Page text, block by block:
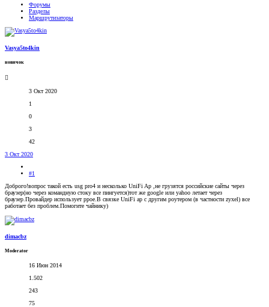
Форумы
Разделы
Маршрутизаторы
Vasya5to4kin
новичок
3 Окт 2020
1
0
3
42
3 Окт 2020
#1
Доброго!вопрос такой есть usg pro4 и несколько UniFi Ap ,не грузятся российские сайты через
браузер(но через командную стоку все пингуется)тот же google или yahoo летает через
браузер.Провайдер использует ppoe.В связке UniFi ap с другим роутером (в частности zyxel) все
работает без проблем.Помогите чайнику)
dimacbz
Moderator
16 Июн 2014
1.502
243
75